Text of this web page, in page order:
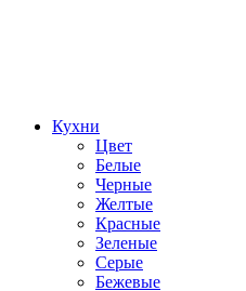
Кухни
Цвет
Белые
Черные
Желтые
Красные
Зеленые
Серые
Бежевые